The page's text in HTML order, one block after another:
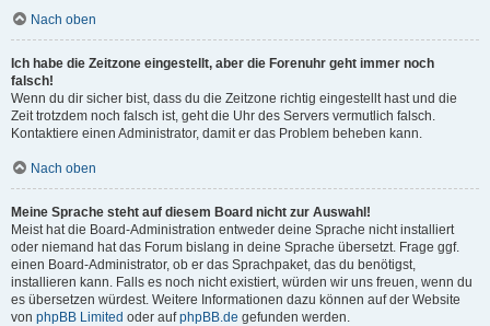
Nach oben
Ich habe die Zeitzone eingestellt, aber die Forenuhr geht immer noch
falsch!
Wenn du dir sicher bist, dass du die Zeitzone richtig eingestellt hast und die
Zeit trotzdem noch falsch ist, geht die Uhr des Servers vermutlich falsch.
Kontaktiere einen Administrator, damit er das Problem beheben kann.
Nach oben
Meine Sprache steht auf diesem Board nicht zur Auswahl!
Meist hat die Board-Administration entweder deine Sprache nicht installiert
oder niemand hat das Forum bislang in deine Sprache übersetzt. Frage ggf.
einen Board-Administrator, ob er das Sprachpaket, das du benötigst,
installieren kann. Falls es noch nicht existiert, würden wir uns freuen, wenn du
es übersetzen würdest. Weitere Informationen dazu können auf der Website
von phpBB Limited oder aufphpBB.de gefunden werden.